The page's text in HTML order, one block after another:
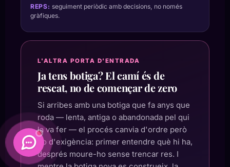
REPS: seguiment periòdic amb decisions, no només
gràfiques.
L'ALTRA PORTA D'ENTRADA
Ja tens botiga? El camí és de
rescat, no de començar de zero
Si arribes amb una botiga que fa anys que
roda — lenta, antiga o abandonada pel qui
la va fer — el procés canvia d'ordre però
no d'exigència: primer entendre què hi ha,
després moure-ho sense trencar res. I
Daimatics